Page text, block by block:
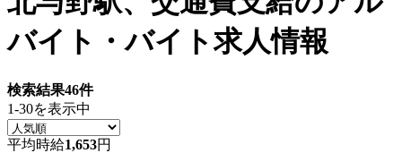
バイト・バイト求人情報
検索結果46件
1-30を表示中
平均時給1,653円